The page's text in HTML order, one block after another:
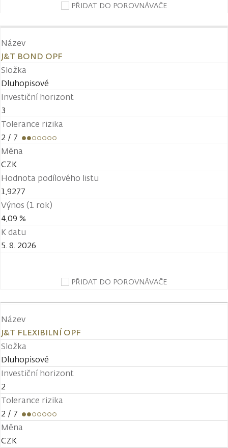
PŘIDAT DO POROVNÁVAČE
Název
J&T BOND OPF
Složka
Dluhopisové
Investiční horizont
3
Tolerance rizika
2 / 7
Měna
CZK
Hodnota podílového listu
1,9277
Výnos (1 rok)
4,09 %
K datu
5. 8. 2026
PŘIDAT DO POROVNÁVAČE
Název
J&T FLEXIBILNÍ OPF
Složka
Dluhopisové
Investiční horizont
2
Tolerance rizika
2 / 7
Měna
CZK